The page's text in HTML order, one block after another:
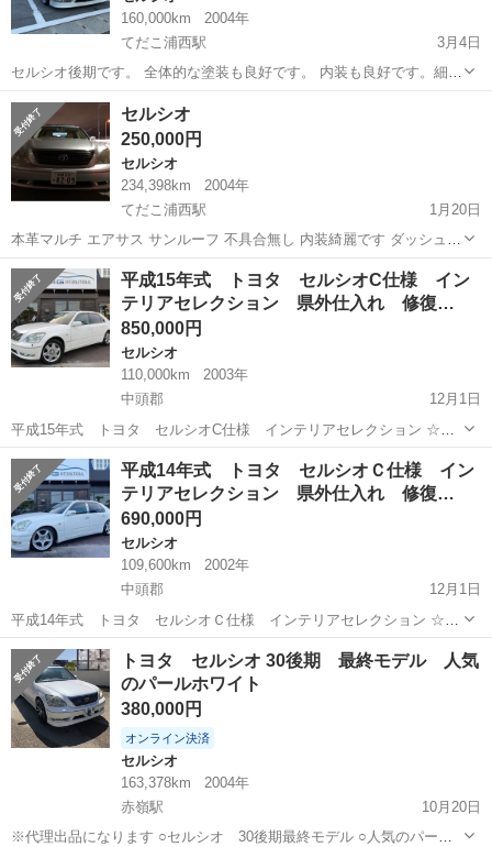
160,000km
2004年
てだこ浦西駅
3月4日
セルシオ後期です。 全体的な塗装も良好です。 内装も良好です。細か
なところは中古車なので あります。 車高調でローダウンしています。
BBSのホイールも決まっています。 全体的に清潔感あり、カッコイイ
です。 急いでいるため、...
沖縄 名護市
セルシオ
250,000円
セルシオ
234,398km
2004年
てだこ浦西駅
1月20日
本革マルチ エアサス サンルーフ 不具合無し 内装綺麗です ダッシュボ
ード割れ無し 車検令和4年8月
沖縄 沖縄市 てだこ浦西駅 セルシオ
平成15年式 トヨタ セルシオC仕様 イン
テリアセレクション 県外仕入れ 修復…
850,000円
セルシオ
110,000km
2003年
中頭郡
12月1日
平成15年式 トヨタ セルシオC仕様 インテリアセレクション ☆車
検取得後渡し ☆県外仕入れ ☆修復歴無し ☆走行11.0万キロ ☆パール
ホワイト ☆スマートキー ☆サンルーフ ☆黒革シート ☆地デジT...
沖縄 中頭郡 セルシオ 仕入れ
平成14年式 トヨタ セルシオＣ仕様 イン
テリアセレクション 県外仕入れ 修復…
690,000円
セルシオ
109,600km
2002年
中頭郡
12月1日
平成14年式 トヨタ セルシオＣ仕様 インテリアセレクション ☆車
検R4/1(車検2年付きでのご納車も可能です。お気軽にお問い合わせ下
さいませ。） ☆県外仕入れ ☆修復歴無し ☆走行11.0万キロ ☆パール
ホワ...
沖縄 中頭郡 セルシオ
トヨタ セルシオ 30後期 最終モデル 人気
のパールホワイト
380,000円
オンライン決済
セルシオ
163,378km
2004年
赤嶺駅
10月20日
※代理出品になります ○セルシオ 30後期最終モデル ○人気のパール